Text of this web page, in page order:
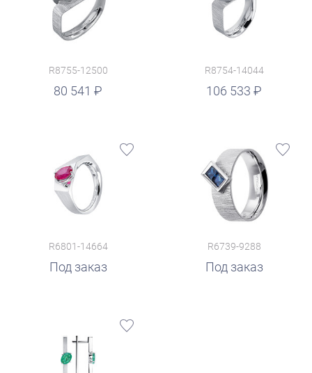
R8755-12500
80 541
R8754-14044
106 533
руб.
R6801-14664
Под заказ
R6739-9288
Под заказ